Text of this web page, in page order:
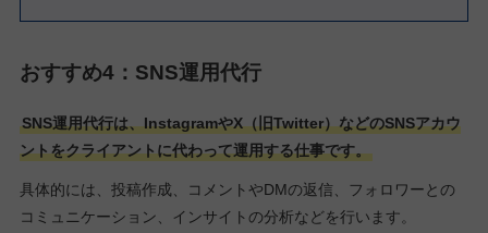
おすすめ4：SNS運用代行
SNS運用代行は、InstagramやX（旧Twitter）などのSNSアカウ
ントをクライアントに代わって運用する仕事です。
具体的には、投稿作成、コメントやDMの返信、フォロワーとの
コミュニケーション、インサイトの分析などを行います。